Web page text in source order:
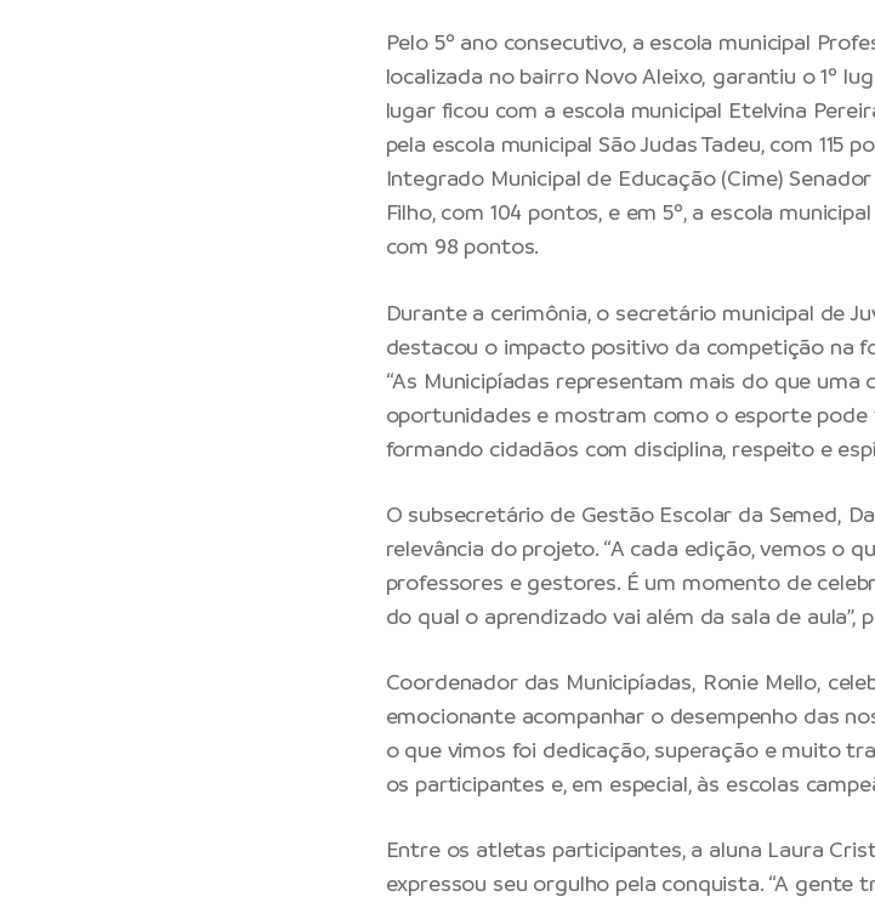
Pelo 5º ano consecutivo, a escola municipal
localizada no bairro Novo Aleixo, garantiu o 1º
lugar ficou com a escola municipal Etelvina
pela escola municipal São Judas Tadeu, com 115
Integrado Municipal de Educação (Cime)
Filho, com 104 pontos, e em 5º, a escola
com 98 pontos.
Durante a cerimônia, o secretário municipal de
destacou o impacto positivo da competição na
“As Municipíadas representam mais do que
oportunidades e mostram como o esporte
formando cidadãos com disciplina, respeito e
O subsecretário de Gestão Escolar da Semed,
relevância do projeto. “A cada edição, vemos o
professores e gestores. É um momento de
do qual o aprendizado vai além da sala de aula”,
Coordenador das Municipíadas, Ronie Mello,
emocionante acompanhar o desempenho das
o que vimos foi dedicação, superação e muito
os participantes e, em especial, às escolas
Entre os atletas participantes, a aluna Laura
expressou seu orgulho pela conquista. “A gente